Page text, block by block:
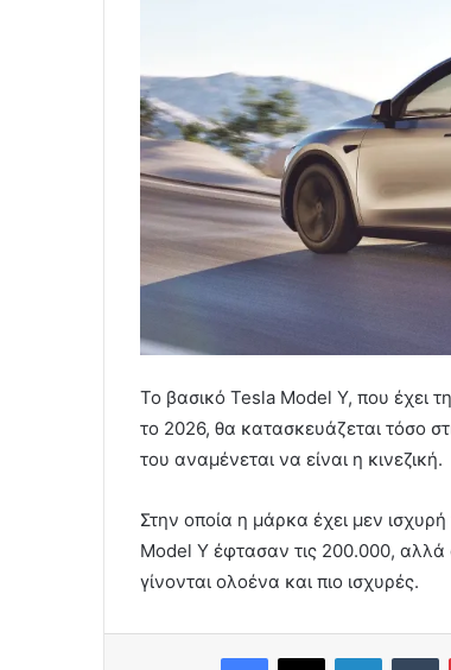
Το βασικό Tesla Model Υ, που έχει
το 2026, θα κατασκευάζεται τόσο
του αναμένεται να είναι η κινεζική.
Στην οποία η μάρκα έχει μεν
Model Y έφτασαν τις 200.000, αλλά
γίνονται ολοένα και πιο ισχυρές.
Facebook
X LinkedIn